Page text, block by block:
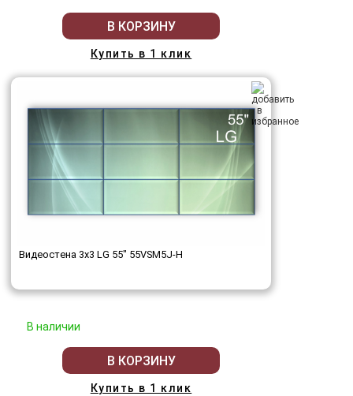
В КОРЗИНУ
Купить в 1 клик
Видеостена 3x3 LG 55" 55VSM5J-H
В наличии
В КОРЗИНУ
Купить в 1 клик